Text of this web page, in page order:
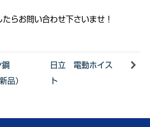
らお問い合わせ下さいませ！
品）
日立 電動ホイス
ト